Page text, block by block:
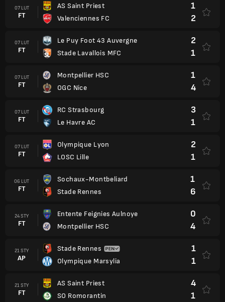
07 LUT
FT
AS Saint Priest
Valenciennes FC
1
2
07 LUT
FT
Le Puy Foot 43 Auvergne
Stade Lavallois MFC
2
1
07 LUT
FT
Montpellier HSC
OGC Nice
1
4
07 LUT
FT
RC Strasbourg
Le Havre AC
3
1
07 LUT
FT
Olympique Lyon
LOSC Lille
2
1
06 LUT
FT
Sochaux-Montbeliard
Stade Rennes
1
6
24 STY
FT
Entente Feignies Aulnoye
Montpellier HSC
0
4
21 STY
AP
Stade Rennes
Olympique Marsylia
1
1
21 STY
FT
AS Saint Priest
SO Romorantin
4
1